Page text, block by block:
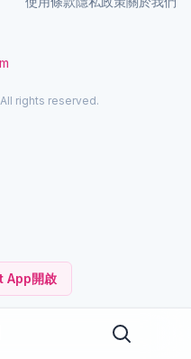
App開啟
rights reserved.